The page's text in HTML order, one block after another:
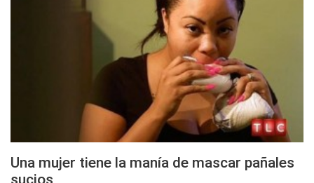
Una mujer tiene la manía de mascar pañales